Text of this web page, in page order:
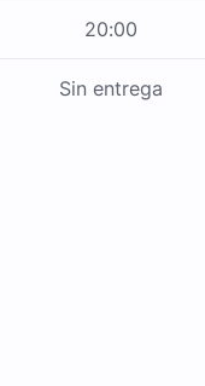
20:00
Sin entrega